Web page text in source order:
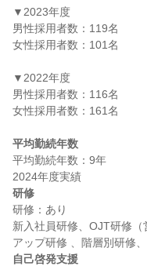
▼2023年度
男性採用者数：119名
女性採用者数：101名
▼2022年度
男性採用者数：116名
女性採用者数：161名
平均勤続年数
平均勤続年数：9年
研修
研修：あり
新入社員研修、OJT研修
自己啓発支援